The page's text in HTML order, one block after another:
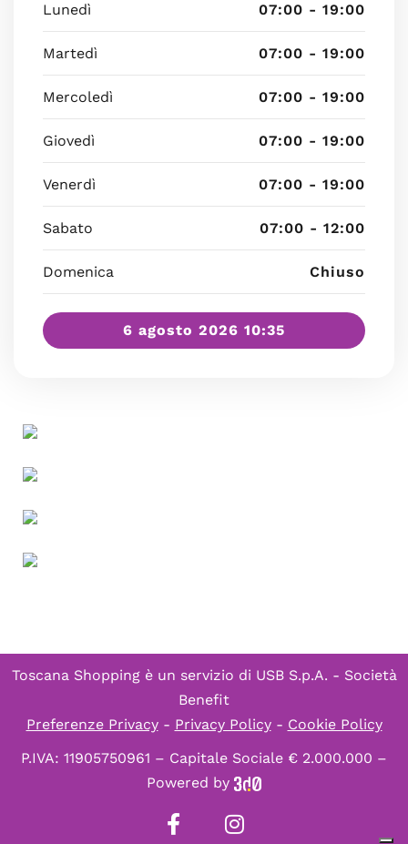
Lunedì 07:00 - 19:00
Martedì 07:00 - 19:00
Mercoledì 07:00 - 19:00
Giovedì 07:00 - 19:00
Venerdì 07:00 - 19:00
Sabato 07:00 - 12:00
Domenica Chiuso
6 agosto 2026 10:35
Toscana Shopping è un servizio di USB S.p.A. - Società
Benefit
Preferenze Privacy- Privacy Policy- Cookie Policy
P.IVA: 11905750961 – Capitale Sociale € 2.000.000 –
Powered by